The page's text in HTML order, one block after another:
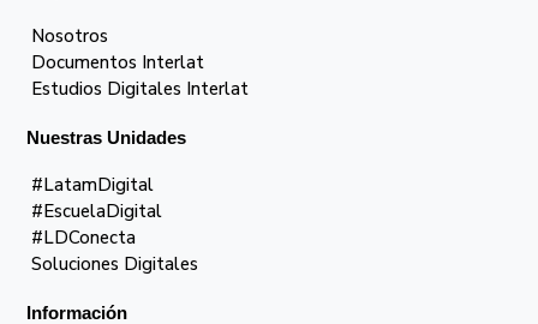
Nosotros
Documentos Interlat
Estudios Digitales Interlat
Nuestras Unidades
#LatamDigital
#EscuelaDigital
#LDConecta
Soluciones Digitales
Información